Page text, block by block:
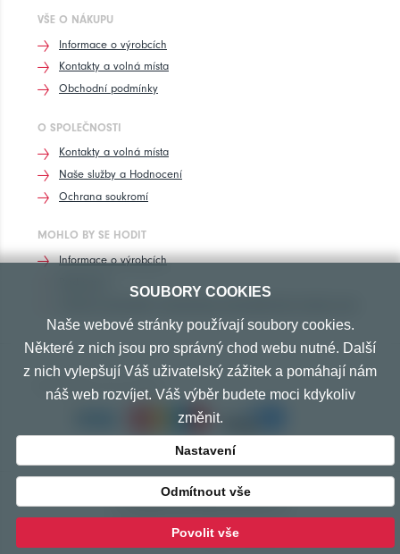
VŠE O NÁKUPU
Informace o výrobcích
Kontakty a volná místa
Obchodní podmínky
O SPOLEČNOSTI
Kontakty a volná místa
Naše služby a Hodnocení
Ochrana soukromí
MOHLO BY SE HODIT
Informace o výrobcích
PŘIJÍMÁME TYTO PLATBY
© Copyright 2010-2026 Exprespneu.cz
vytvořeno s láskou www.izon.cz
SOUBORY COOKIES
Naše webové stránky používají soubory cookies.
Některé z nich jsou pro správný chod webu nutné. Další
z nich vylepšují Váš uživatelský zážitek a pomáhají nám
náš web rozvíjet. Váš výběr budete moci kdykoliv
změnit.
Nastavení
Odmítnout vše
Povolit vše